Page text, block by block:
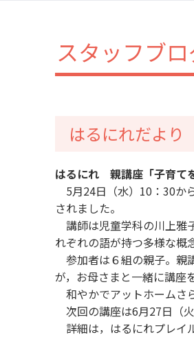
スタッフブロ
はるにれだより
はるにれ 親講座「子育て
5月24日（水）10：30か
されました。
講師は児童学科の川上雅
れぞれの語が持つ多様な概
参加者は６組の親子。親
が，お母さまと一緒に講座
和やかでアットホームさ
次回の講座は6月27日（
詳細は，はるにれプレイ